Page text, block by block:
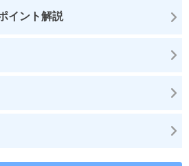
イント解説